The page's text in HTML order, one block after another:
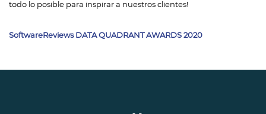
todo lo posible para inspirar a nuestros clientes!
SoftwareReviews DATA QUADRANT AWARDS 2020